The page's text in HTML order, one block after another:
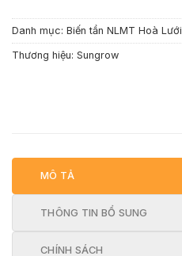
Danh mục: Biến tần NLMT Hoà Lưới
Thương hiệu: Sungrow
MÔ TẢ
THÔNG TIN BỔ SUNG
CHÍNH SÁCH